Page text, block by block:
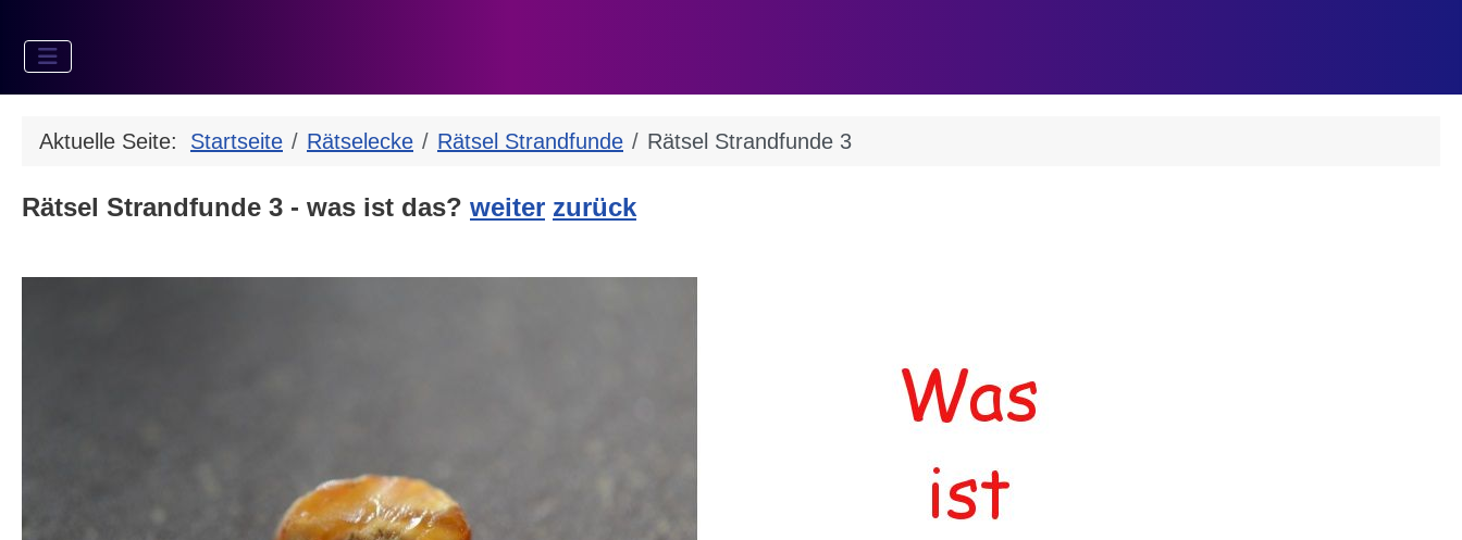
Aktuelle Seite: Startseite Rätselecke Rätsel Strandfunde Rätsel Strandfunde 3
Rätsel Strandfunde 3 - was ist das? weiter zurück